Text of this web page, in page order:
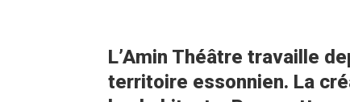
L’Amin Théâtre travaille
territoire essonnien. La